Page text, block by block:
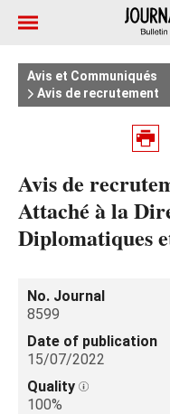
Avis et Communiqués
Avis de recrutement
Avis de
Attaché à la
Diplomatiques
No. Journal
8599
Date of publication
15/07/2022
Quality
100%